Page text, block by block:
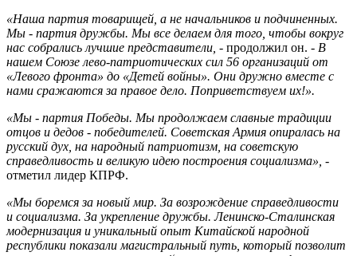
«Наша партия товарищей, а не начальников и подчиненных.
Мы - партия дружбы. Мы все делаем для того, чтобы вокруг
нас собрались лучшие представители, - продолжил он. - В
нашем Союзе лево-патриотических сил 56 организаций от
«Левого фронта» до «Детей войны». Они дружно вместе с
нами сражаются за правое дело. Поприветствуем их!».
«Мы - партия Победы. Мы продолжаем славные традиции
отцов и дедов - победителей. Советская Армия опиралась на
русский дух, на народный патриотизм, на советскую
справедливость и великую идею построения социализма», -
отметил лидер КПРФ.
«Мы боремся за новый мир. За возрождение справедливости
и социализма. За укрепление дружбы. Ленинско-Сталинская
модернизация и уникальный опыт Китайской народной
республики показали магистральный путь, который позволит